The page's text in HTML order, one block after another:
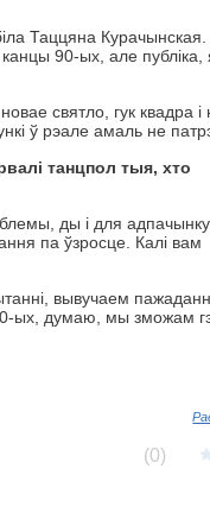
Таццяна
90-ых, але публіка,
святло, гук квадра і
ў рэале амаль не
танцпол тыя, хто
ды і для адпачынку
па ўзросце. Калі вам
вывучаем
ых, думаю, мы зможам
(0)